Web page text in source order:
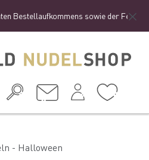
sowie der Ferienzeit
- Halloween